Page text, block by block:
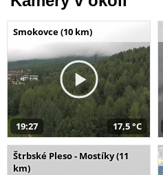
Smokovce (10 km)
19:27 17,5 °C
Štrbské Pleso - Mostíky (11
km)